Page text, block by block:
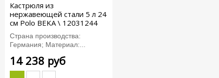
Кастрюля из
нержавеющей стали 5 л 24
см Polo BEKA \ 12031244
Страна производства:
Германия; Материал:...
14 238 руб